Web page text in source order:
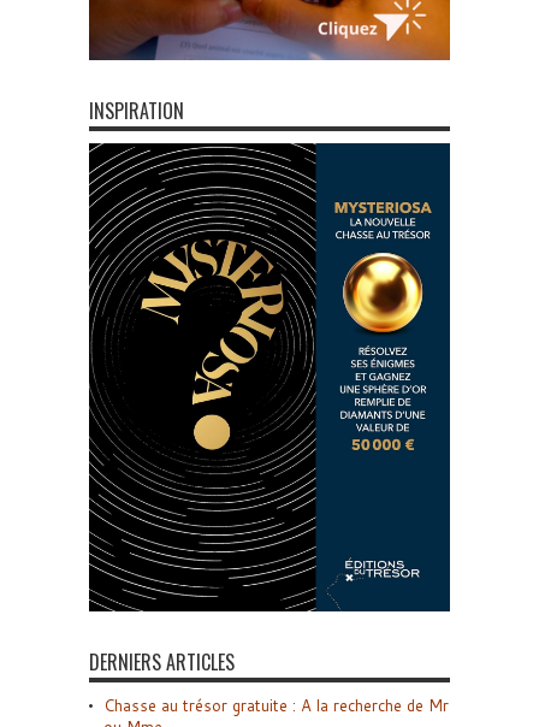
INSPIRATION
DERNIERS ARTICLES
Chasse au trésor gratuite : A la recherche de Mr